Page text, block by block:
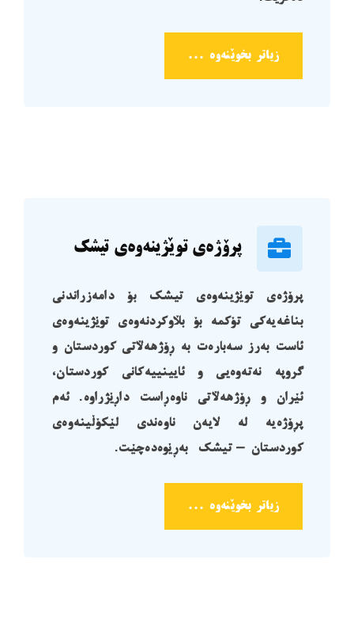
زیاتر بخوێنەوە ...
پرۆژەی ‏توێژینەوەی تیشک
پرۆژەی توێژینەوەی تیشک بۆ دامەزراندنی
بناغەیەکی تۆکمە بۆ بڵاوکردنەوەی توێژینەوەی
ئاست بەرز سەبارەت بە ڕۆژهەڵاتی کوردستان و
گروپە نەتەوەیی و ئایینییەکانی کوردستان،
ئێران و ڕۆژهەڵاتی ناوەڕاست داڕێژراوە. ئەم
پڕۆژەیە لە لایەن ناوەندی لێکۆڵینەوەی
کوردستان – تیشک بەڕێوەدەچێت.
زیاتر بخوێنەوە ...